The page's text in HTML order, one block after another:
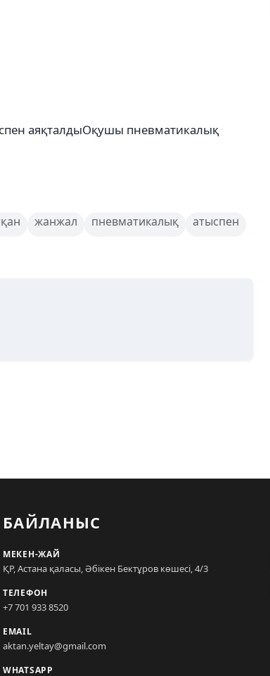
аяқталдыОқушы пневматикалық
жанжал пневматикалық
атыспен
БАЙЛАНЫС
МЕКЕН-ЖАЙ
ҚР, Астана қаласы, Әбікен Бектұров көшесі, 4/3
ТЕЛЕФОН
+7 701 933 8520
EMAIL
aktan.yeltay@gmail.com
WHATSAPP